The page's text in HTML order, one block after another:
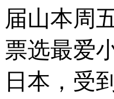
届山本周
票选最爱
日本，受